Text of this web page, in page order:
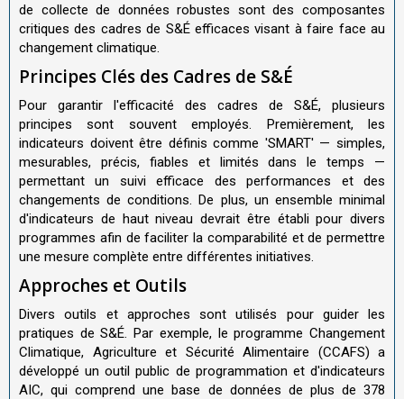
de collecte de données robustes sont des composantes
critiques des cadres de S&É efficaces visant à faire face au
changement climatique.
Principes Clés des Cadres de S&É
Pour garantir l'efficacité des cadres de S&É, plusieurs
principes sont souvent employés. Premièrement, les
indicateurs doivent être définis comme 'SMART' — simples,
mesurables, précis, fiables et limités dans le temps —
permettant un suivi efficace des performances et des
changements de conditions. De plus, un ensemble minimal
d'indicateurs de haut niveau devrait être établi pour divers
programmes afin de faciliter la comparabilité et de permettre
une mesure complète entre différentes initiatives.
Approches et Outils
Divers outils et approches sont utilisés pour guider les
pratiques de S&É. Par exemple, le programme Changement
Climatique, Agriculture et Sécurité Alimentaire (CCAFS) a
développé un outil public de programmation et d'indicateurs
AIC, qui comprend une base de données de plus de 378